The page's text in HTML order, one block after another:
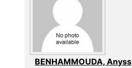
BENHAMMOUDA, Anyss